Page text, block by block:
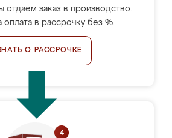
отдаём заказ в производство.
в рассрочку без %.
О РАССРОЧКЕ